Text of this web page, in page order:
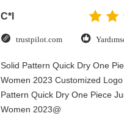
C*l
trustpilot.com
Solid Pattern Quick Dry One
Women 2023 Customized
Pattern Quick Dry One Piece
Women 2023@